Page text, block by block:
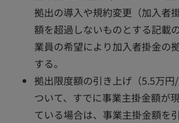
拠出の導入や規約変更（加入者
額を超過しないものとする記載
業員の希望により加入者掛金の
する。
拠出限度額の引き上げ（5.5万
ついて、すでに事業主掛金額が
ている場合は、事業主掛金額を